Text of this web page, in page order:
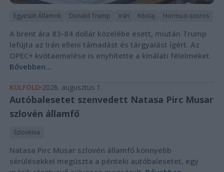
Egyesült Államok Donald Trump Irán Kőolaj Hormuzi-szoros
A brent ára 83-84 dollár közelébe esett, miután Trump
lefújta az Irán elleni támadást és tárgyalást ígért. Az
OPEC+ kvótaemelése is enyhítette a kínálati félelmeket.
Bővebben...
KÜLFÖLD 2026. augusztus 1.
Autóbalesetet szenvedett Natasa Pirc Musar
szlovén államfő
Szlovénia
Natasa Pirc Musar szlovén államfő könnyebb
sérülésekkel megúszta a pénteki autóbalesetet, egy